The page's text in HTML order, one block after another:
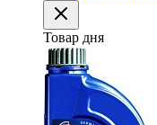
Товар дня